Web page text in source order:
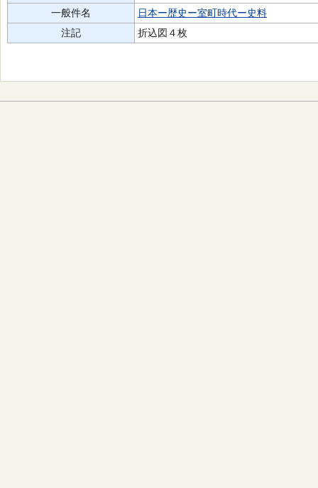
一般件名
日本ー歴史ー室町時代ー史料
注記
折込図４枚